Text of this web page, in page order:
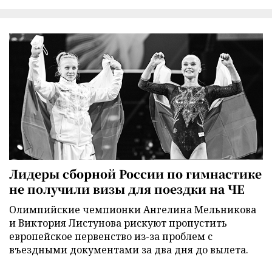
Лидеры сборной России по гимнастике
не получили визы для поездки на ЧЕ
Олимпийские чемпионки Ангелина Мельникова
и Виктория Листунова рискуют пропустить
европейское первенство из-за проблем с
въездными документами за два дня до вылета.